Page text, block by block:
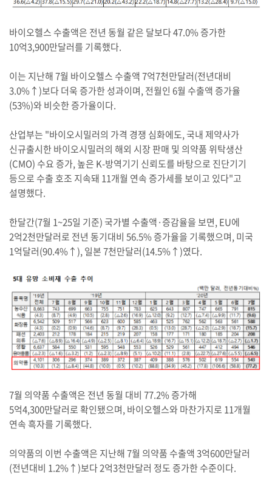
바이오헬스 수출액은 전년 동월 같은 달보다 47.0% 증가한
10억3,900만달러를 기록했다.
이는 지난해 7월 바이오헬스 수출액 7억7천만달러(전년대비
3.0%↑)보다 더욱 증가한 성과이며, 전월인 6월 수출액 증가율
(53%)와 비슷한 증가율이다.
산업부는 "바이오시밀러의 가격 경쟁 심화에도, 국내 제약사가
신규출시한 바이오시밀러의 해외 시장 판매 및 의약품 위탁생산
(CMO) 수요 증가, 높은 K-방역기기 신뢰도를 바탕으로 진단기기
등으로 수출 호조 지속돼 11개월 연속 증가세를 보이고 있다"고
설명했다.
한달간(7월 1~25일 기준) 국가별 수출액·증감율을 보면, EU에
2억2천만달러로 전년 동기대비 56.5% 증가율을 기록했으며, 미국
1억달러(90.4%↑), 일본 7천만달러(14.5%↑)였다.
7월 의약품 수출액은 전년 동월 대비 77.2% 증가해
5억4,300만달러로 확인됐으며, 바이오헬스와 마찬가지로 11개월
연속 흑자를 기록했다.
의약품의 이번 수출액은 지난해 7월 의약품 수출액 3억600만달러
(전년대비 1.2%↑)보다 2억3천만달러 정도 증가한 수준이다.